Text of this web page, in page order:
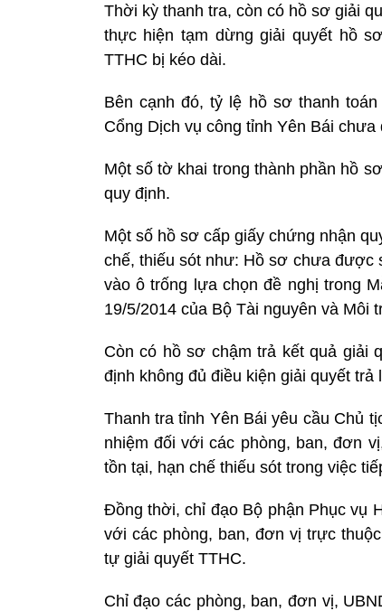
Thời kỳ thanh tra, còn có hồ sơ giải
thực hiện tạm dừng giải quyết hồ
TTHC bị kéo dài.
Bên cạnh đó, tỷ lệ hồ sơ thanh
Cổng Dịch vụ công tỉnh Yên Bái chưa
Một số tờ khai trong thành phần hồ
quy định.
Một số hồ sơ cấp giấy chứng nhận
chế, thiếu sót như: Hồ sơ chưa được
vào ô trống lựa chọn đề nghị trong
19/5/2014 của Bộ Tài nguyên và
Còn có hồ sơ chậm trả kết quả giải
định không đủ điều kiện giải quyết
Thanh tra tỉnh Yên Bái yêu cầu Chủ
nhiệm đối với các phòng, ban, đơn
tồn tại, hạn chế thiếu sót trong việc
Đồng thời, chỉ đạo Bộ phận Phục vụ
với các phòng, ban, đơn vị trực
tự giải quyết TTHC.
Chỉ đạo các phòng, ban, đơn vị,